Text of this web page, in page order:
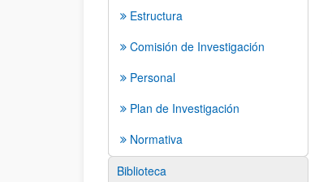
Estructura
Comisión de Investigación
Personal
Plan de Investigación
Normativa
Biblioteca